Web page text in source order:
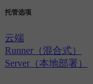
托管选项
云端
Runner（混合式）
Server（本地部署）